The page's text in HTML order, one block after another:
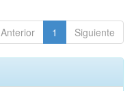
Anterior 1 Siguiente